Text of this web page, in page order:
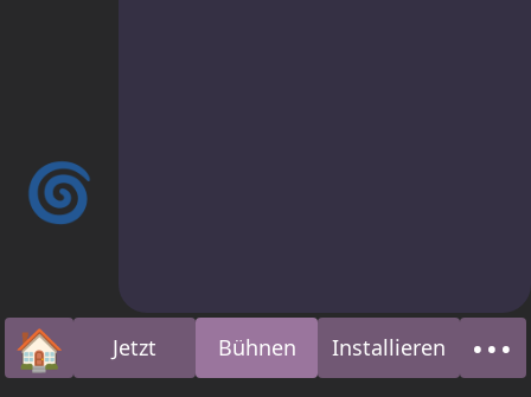
🌀
🏠StartseiteJetzt Bühnen Installieren •••